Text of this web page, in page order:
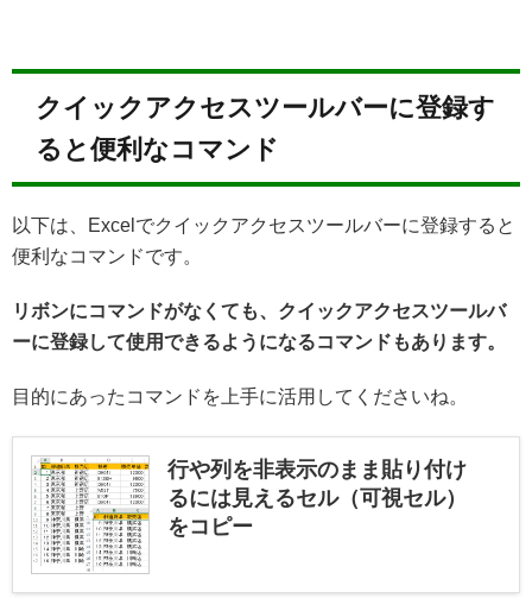
クイックアクセスツールバーに登録す
ると便利なコマンド
以下は、Excelでクイックアクセスツールバーに登録すると
便利なコマンドです。
リボンにコマンドがなくても、クイックアクセスツールバ
ーに登録して使用できるようになるコマンドもあります。
目的にあったコマンドを上手に活用してくださいね。
行や列を非表示のまま貼り付け
るには見えるセル（可視セル）
をコピー